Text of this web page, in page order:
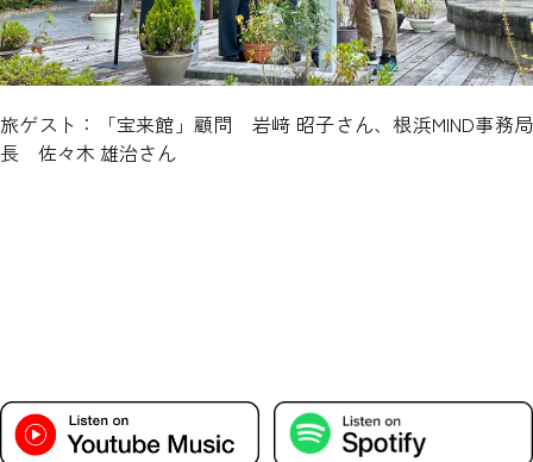
旅ゲスト：「宝来館」顧問 岩﨑 昭子さん、根浜MIND事務局
長 佐々木 雄治さん